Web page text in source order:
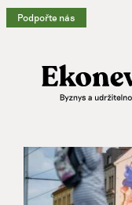
Přeskočit
na
Podpořte nás